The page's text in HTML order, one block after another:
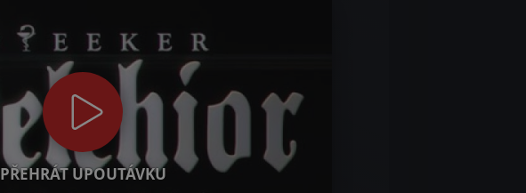
PŘEHRÁT UPOUTÁVKU